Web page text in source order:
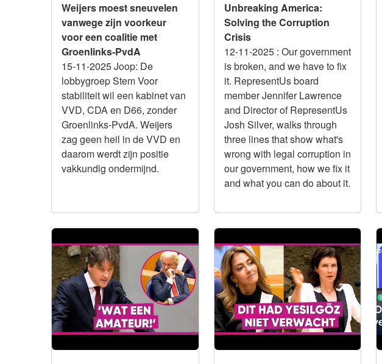
Weijers moest sneuvelen
vanwege zijn voorkeur
voor een coalitie met
Groenlinks-PvdA
15-11-2025 Joop: De
lobbygroep Stem Voor
stabiliteit wil een kabinet van
VVD, CDA en D66, zonder
Groenlinks-PvdA. Weijers
zag geen heil in de VVD en
daarom werdt zijn positie
vakkundig ondermijnd.
Unbreaking America:
Solving the Corruption
Crisis
12-11-2025 : Our government
is broken, and we have to fix
it. RepresentUs board
member Jennifer Lawrence
and Director of RepresentUs
Josh Silver, walks through
three lines that show what's
wrong with legal corruption in
our government, how we fix it
and what you can do about it.
Integriteit
Bontenbal walgt van Wilders’
asielchaos
Integriteit
Ouwehand maakt VVD-leider
compleet belachelijk